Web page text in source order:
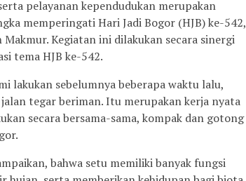
pelayanan kependudukan merupakan
memperingati Hari Jadi Bogor (HJB) ke-542,
Kegiatan ini dilakukan secara sinergi
tema HJB ke-542.
lakukan sebelumnya beberapa waktu lalu,
tegar beriman. Itu merupakan kerja nyata
secara bersama-sama, kompak dan gotong
bahwa setu memiliki banyak fungsi